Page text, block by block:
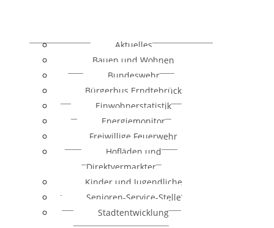
Aktuelles
Bauen und Wohnen
Bundeswehr
Bürgerbus Erndtebrück
Einwohnerstatistik
Energiemonitor
Freiwillige Feuerwehr
Hofläden und
Direktvermarkter
Kinder und Jugendliche
Senioren-Service-Stelle
Stadtentwicklung